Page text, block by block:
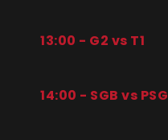
13:00 - G2 vs T1
14:00 - SGB vs PSG